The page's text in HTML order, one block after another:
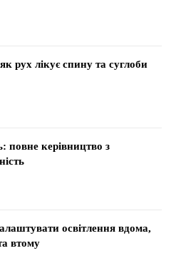
рух лікує спину та суглоби
повне керівництво з
освітлення вдома,
втому